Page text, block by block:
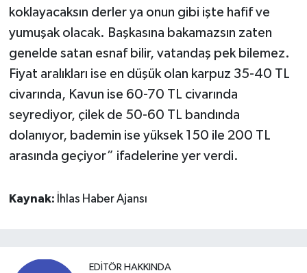
koklayacaksın derler ya onun gibi işte hafif ve
yumuşak olacak. Başkasına bakamazsın zaten
genelde satan esnaf bilir, vatandaş pek bilemez.
Fiyat aralıkları ise en düşük olan karpuz 35-40 TL
civarında, Kavun ise 60-70 TL civarında
seyrediyor, çilek de 50-60 TL bandında
dolanıyor, bademin ise yüksek 150 ile 200 TL
arasında geçiyor” ifadelerine yer verdi.
Kaynak: İhlas Haber Ajansı
EDITÖR HAKKINDA